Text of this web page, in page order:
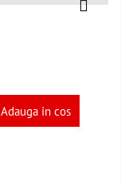
Adauga in cos